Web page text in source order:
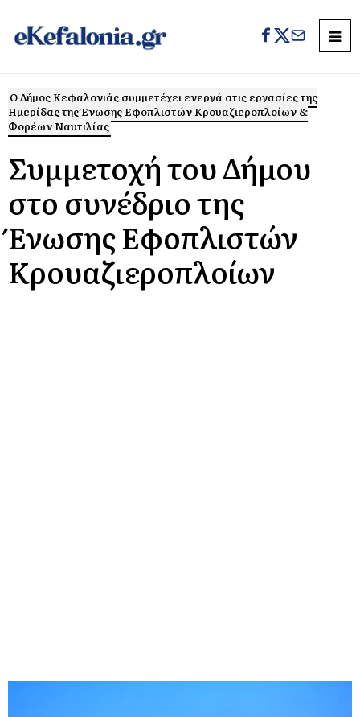
Ο Δήμος Κεφαλονιάς συμμετέχει ενεργά στις εργασίες της
Ημερίδας της Ένωσης Εφοπλιστών Κρουαζιεροπλοίων &
Φορέων Ναυτιλίας
Συμμετοχή του Δήμου
στο συνέδριο της
Ένωσης Εφοπλιστών
Κρουαζιεροπλοίων